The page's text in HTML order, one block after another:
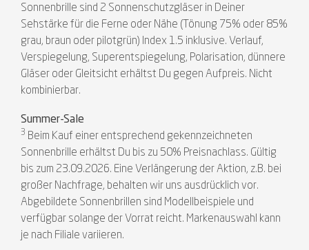
Sonnenbrille sind 2 Sonnenschutzgläser in Deiner
Sehstärke für die Ferne oder Nähe (Tönung 75% oder 85%
grau, braun oder pilotgrün) Index 1.5 inklusive. Verlauf,
Verspiegelung, Superentspiegelung, Polarisation, dünnere
Gläser oder Gleitsicht erhältst Du gegen Aufpreis. Nicht
kombinierbar.
Summer-Sale
3 Beim Kauf einer entsprechend gekennzeichneten
Sonnenbrille erhältst Du bis zu 50% Preisnachlass. Gültig
bis zum 23.09.2026. Eine Verlängerung der Aktion, z.B. bei
großer Nachfrage, behalten wir uns ausdrücklich vor.
Abgebildete Sonnenbrillen sind Modellbeispiele und
verfügbar solange der Vorrat reicht. Markenauswahl kann
je nach Filiale variieren.